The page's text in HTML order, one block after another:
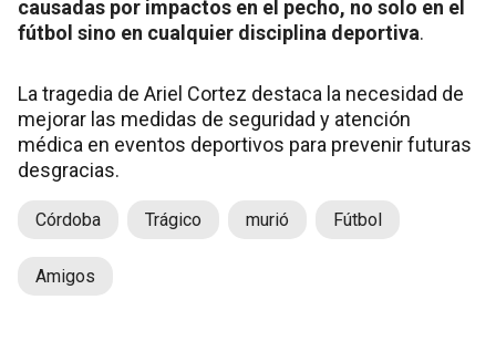
causadas por impactos en el pecho, no solo en el
fútbol sino en cualquier disciplina deportiva.
La tragedia de Ariel Cortez destaca la necesidad de
mejorar las medidas de seguridad y atención
médica en eventos deportivos para prevenir futuras
desgracias.
Córdoba Trágico murió Fútbol
Amigos